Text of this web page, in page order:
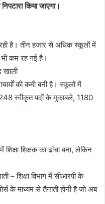
किया जाएगा।
है। तीन हजार से अधिक स्कूलों में
कम रह गई है।
खाली
की कमी बनी है। स्कूलों में
स्वीकृत पदों के मुकाबले, 1180
शिक्षक का ढांचा बना, लेकिन
– शिक्षा विभाग में सीआरपी के
के माध्यम से तैनाती होनी है जो अब